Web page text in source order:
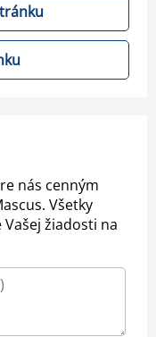
nás cenným
Všetky
žiadosti na